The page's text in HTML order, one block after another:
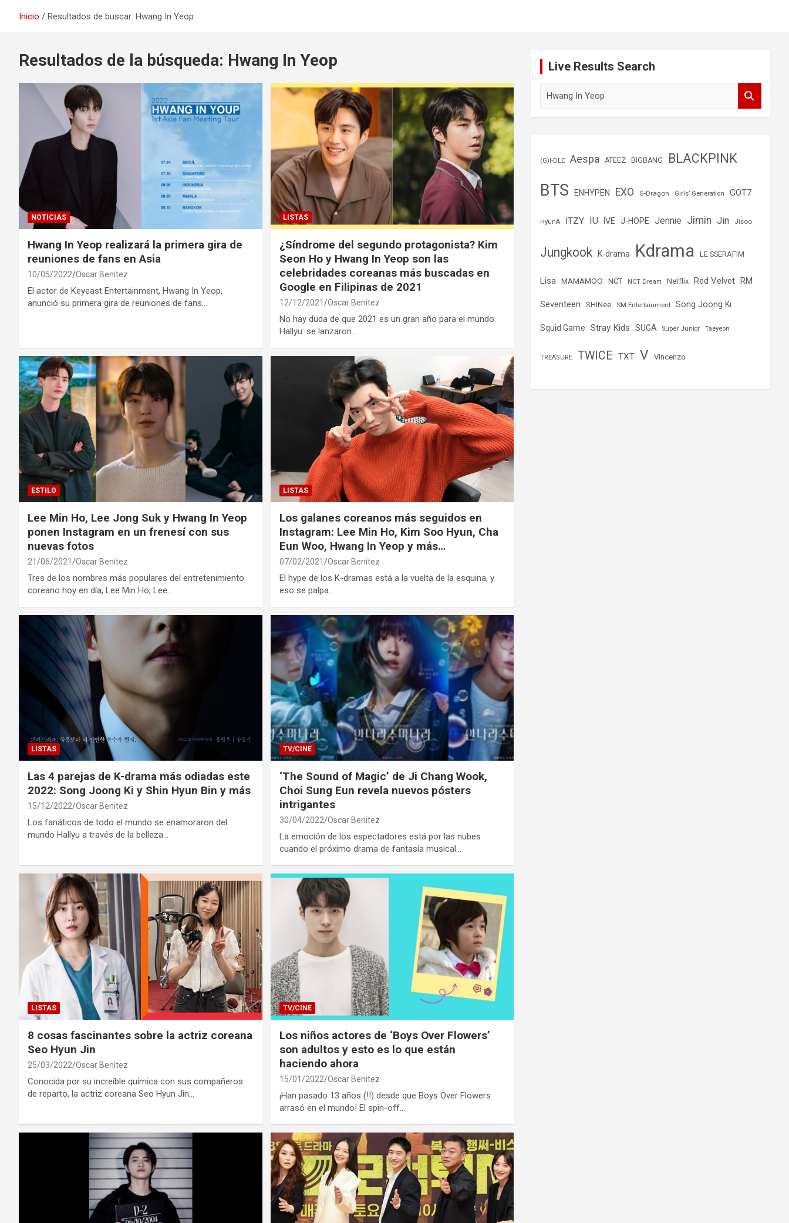
Inicio Resultados de buscar: Hwang In Yeop
Resultados de la búsqueda: Hwang In Yeop
NOTICIAS
Hwang In Yeop realizará la primera gira de
reuniones de fans en Asia
10/05/2022 Oscar Benitez
El actor de Keyeast Entertainment, Hwang In Yeop,
anunció su primera gira de reuniones de fans…
LISTAS
¿Síndrome del segundo protagonista? Kim
Seon Ho y Hwang In Yeop son las
celebridades coreanas más buscadas en
Google en Filipinas de 2021
12/12/2021 Oscar Benitez
No hay duda de que 2021 es un gran año para el mundo
Hallyu: se lanzaron…
ESTILO
Lee Min Ho, Lee Jong Suk y Hwang In Yeop
ponen Instagram en un frenesí con sus
nuevas fotos
21/06/2021 Oscar Benitez
Tres de los nombres más populares del entretenimiento
coreano hoy en día, Lee Min Ho, Lee…
LISTAS
Los galanes coreanos más seguidos en
Instagram: Lee Min Ho, Kim Soo Hyun, Cha
Eun Woo, Hwang In Yeop y más…
07/02/2021 Oscar Benitez
El hype de los K-dramas está a la vuelta de la esquina, y
eso se palpa…
LISTAS
Las 4 parejas de K-drama más odiadas este
2022: Song Joong Ki y Shin Hyun Bin y más
15/12/2022 Oscar Benitez
Los fanáticos de todo el mundo se enamoraron del
mundo Hallyu a través de la belleza…
TV/CINE
‘The Sound of Magic’ de Ji Chang Wook,
Choi Sung Eun revela nuevos pósters
intrigantes
30/04/2022 Oscar Benitez
La emoción de los espectadores está por las nubes
cuando el próximo drama de fantasía musical…
LISTAS
8 cosas fascinantes sobre la actriz coreana
Seo Hyun Jin
25/03/2022 Oscar Benitez
Conocida por su increíble química con sus compañeros
de reparto, la actriz coreana Seo Hyun Jin…
TV/CINE
Los niños actores de ‘Boys Over Flowers’
son adultos y esto es lo que están
haciendo ahora
15/01/2022 Oscar Benitez
¡Han pasado 13 años (!!) desde que Boys Over Flowers
arrasó en el mundo! El spin-off…
Live Results Search
(G)I-DLE Aespa ATEEZ BIGBANG BLACKPINK
BTS ENHYPEN EXO G-Dragon Girls’ Generation GOT7
HyunA ITZY IU IVE J-HOPE Jennie Jimin Jin Jisoo
Jungkook K-drama Kdrama LE SSERAFIM
Lisa MAMAMOO NCT NCT Dream Netflix Red Velvet RM
Seventeen SHINee SM Entertainment Song Joong Ki
Squid Game Stray Kids SUGA Super Junior Taeyeon
TREASURE TWICE TXT V Vincenzo